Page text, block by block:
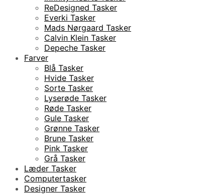
ReDesigned Tasker
Everki Tasker
Mads Nørgaard Tasker
Calvin Klein Tasker
Depeche Tasker
Farver
Blå Tasker
Hvide Tasker
Sorte Tasker
Lyserøde Tasker
Røde Tasker
Gule Tasker
Grønne Tasker
Brune Tasker
Pink Tasker
Grå Tasker
Læder Tasker
Computertasker
Designer Tasker